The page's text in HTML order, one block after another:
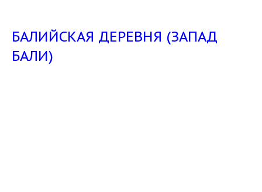
БАЛИЙСКАЯ ДЕРЕВНЯ (ЗАПАД
БАЛИ)